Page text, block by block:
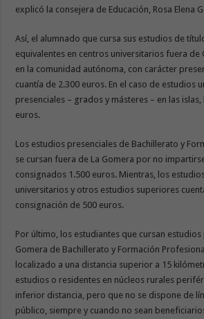
explicó la consejera de Educación, Rosa Elena
Así, el alumnado que cursa sus estudios de
equivalentes en centros universitarios fuera de
en la comunidad autónoma, con carácter
cuantía de 2.300 euros. En el caso de estudios
presenciales – grados y másteres – en las
euros.
Los estudios presenciales de Bachillerato y
se cursan fuera de La Gomera por no
consignados 1.500 euros. Mientras, los
universitarios y otros estudios superiores
consignación de 500 euros.
Por último, los estudiantes que cursan estudios
Gomera de Bachillerato y Formación
localizado a una distancia superior a 15
estudios o residentes en núcleos rurales
inferior distancia, pero que no se dispone de
público, siempre y cuando no sean